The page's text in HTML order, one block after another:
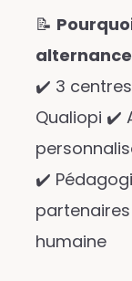
📝
alternance
✔️ 3
Qualiopi ✔️
✔️
humaine